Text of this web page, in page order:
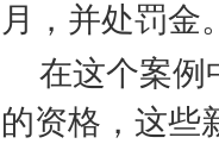
月，并处罚金
在这个案例
的资格，这些